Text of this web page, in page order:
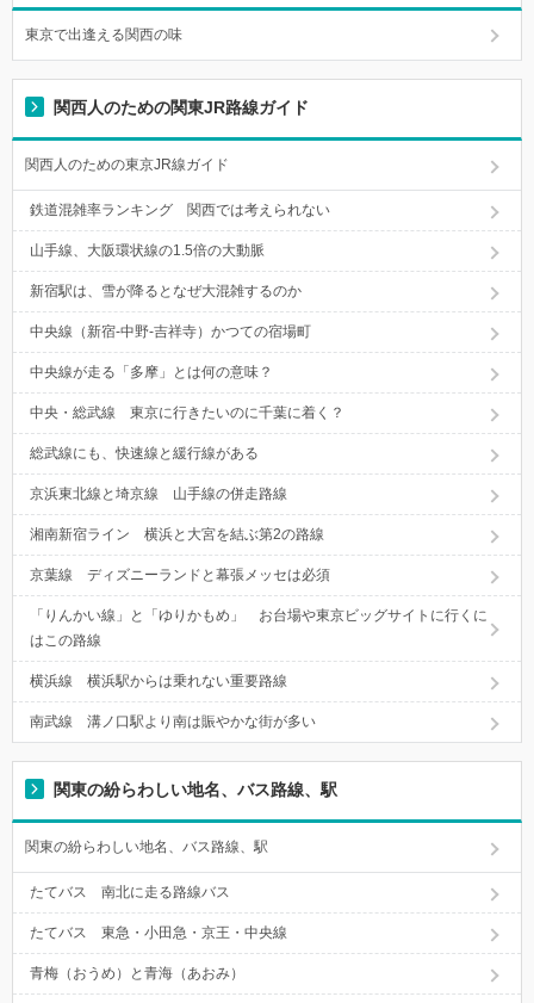
東京で出逢える関西の味
関西人のための関東JR路線ガイド
関西人のための東京JR線ガイド
鉄道混雑率ランキング 関西では考えられない
山手線、大阪環状線の1.5倍の大動脈
新宿駅は、雪が降るとなぜ大混雑するのか
中央線（新宿-中野-吉祥寺）かつての宿場町
中央線が走る「多摩」とは何の意味？
中央・総武線 東京に行きたいのに千葉に着く？
総武線にも、快速線と緩行線がある
京浜東北線と埼京線 山手線の併走路線
湘南新宿ライン 横浜と大宮を結ぶ第2の路線
京葉線 ディズニーランドと幕張メッセは必須
「りんかい線」と「ゆりかもめ」 お台場や東京ビッグサイトに行くに
はこの路線
横浜線 横浜駅からは乗れない重要路線
南武線 溝ノ口駅より南は賑やかな街が多い
関東の紛らわしい地名、バス路線、駅
関東の紛らわしい地名、バス路線、駅
たてバス 南北に走る路線バス
たてバス 東急・小田急・京王・中央線
青梅（おうめ）と青海（あおみ）